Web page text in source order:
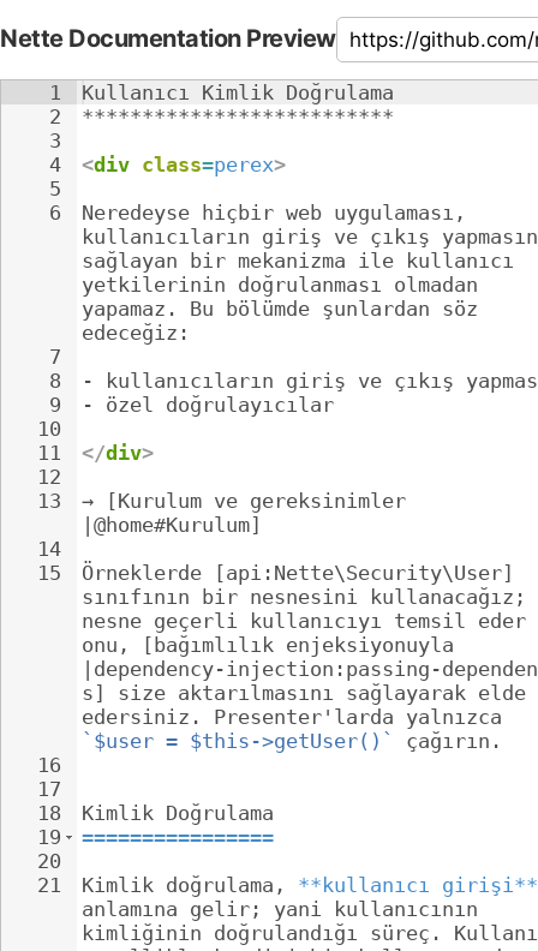
Nette Documentation Preview
1
2
3
4
5
6
7
8
9
10
11
12
13
14
15
16
17
18
19
20
21
Kullanıcı Kimlik Doğrulama
**************************
<div class=perex>
Neredeyse hiçbir web uygulaması,
kullanıcıların giriş ve çıkış
sağlayan bir mekanizma ile kullanıcı
yetkilerinin doğrulanması olmadan
yapamaz. Bu bölümde şunlardan söz
edeceğiz:
-
kullanıcıların giriş ve çıkış
- özel doğrulayıcılar
</div>
→ [Kurulum ve gereksinimler
|@home#Kurulum]
Örneklerde [api:Nette\Security\User]
sınıfının bir nesnesini
nesne geçerli kullanıcıyı temsil
onu, [bağımlılık enjeksiyonuyla
|dependency-injection:passing-
s] size aktarılmasını sağlayarak elde
edersiniz. Presenter'larda yalnızca
`$user = $this->getUser()`
çağırın.
Kimlik Doğrulama
================
Kimlik doğrulama, **kullanıcı girişi**
anlamına gelir; yani kullanıcının
kimliğinin doğrulandığı süreç.